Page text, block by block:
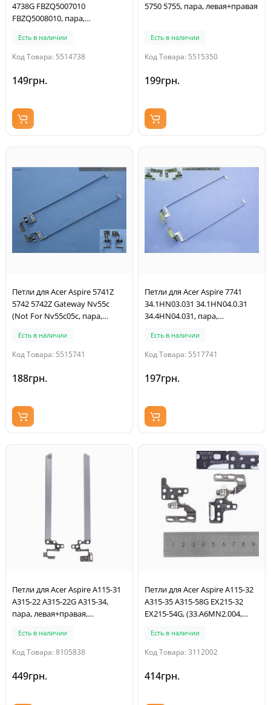
4738G FBZQ5007010
FBZQ5008010, пара,
Есть в наличии
Код Товара: 5514738
149грн.
5750 5755, пара, левая+правая
Есть в наличии
Код Товара: 5515350
199грн.
Петли для Acer Aspire 5741Z
5742 5742Z Gateway Nv55c
(Not For Nv55c05c, пара,
Есть в наличии
Код Товара: 5515741
188грн.
Петли для Acer Aspire 7741
34.1HN03.031 34.1HN04.0.31
34.4HN04.031, пара,
Есть в наличии
Код Товара: 5517741
197грн.
Петли для Acer Aspire A115-31
A315-22 A315-22G A315-34,
пара, левая+правая,
Есть в наличии
Код Товара: 8105838
449грн.
Петли для Acer Aspire A115-32
A315-35 A315-58G EX215-32
EX215-54G, (33.A6MN2.004,
Есть в наличии
Код Товара: 3112002
414грн.